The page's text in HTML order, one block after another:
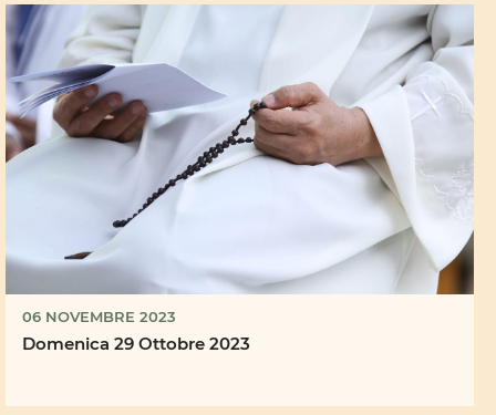
06 NOVEMBRE 2023
Domenica 29 Ottobre 2023